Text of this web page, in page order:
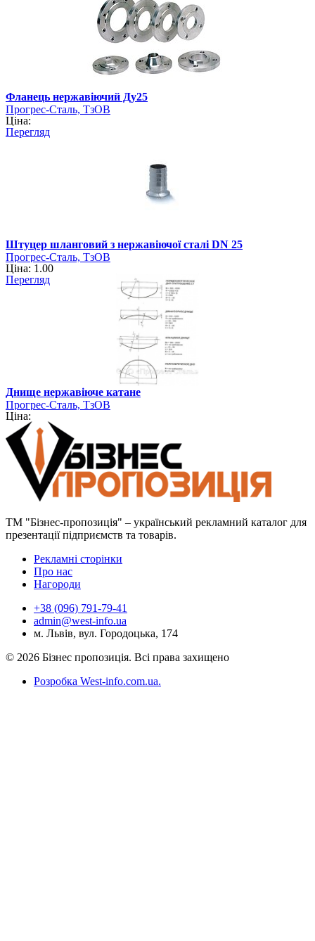
Фланець нержавіючий Ду25
Прогрес-Сталь, ТзОВ
Ціна:
Перегляд
Штуцер шланговий з нержавіючої сталі DN 25
Прогрес-Сталь, ТзОВ
Ціна: 1.00
Перегляд
Днище нержавіюче катане
Прогрес-Сталь, ТзОВ
Ціна:
ТМ "Бізнес-пропозиція" – український рекламний каталог для
презентації підприємств та товарів.
Рекламні сторінки
Про нас
Нагороди
+38 (096) 791-79-41
admin@west-info.ua
м. Львів, вул. Городоцька, 174
© 2026 Бізнес пропозиція. Всі права захищено
Розробка West-info.com.ua.